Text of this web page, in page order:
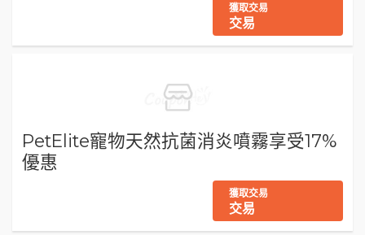
獲取交易
交易
PetElite寵物天然抗菌消炎噴霧享受17%
優惠
獲取交易
交易